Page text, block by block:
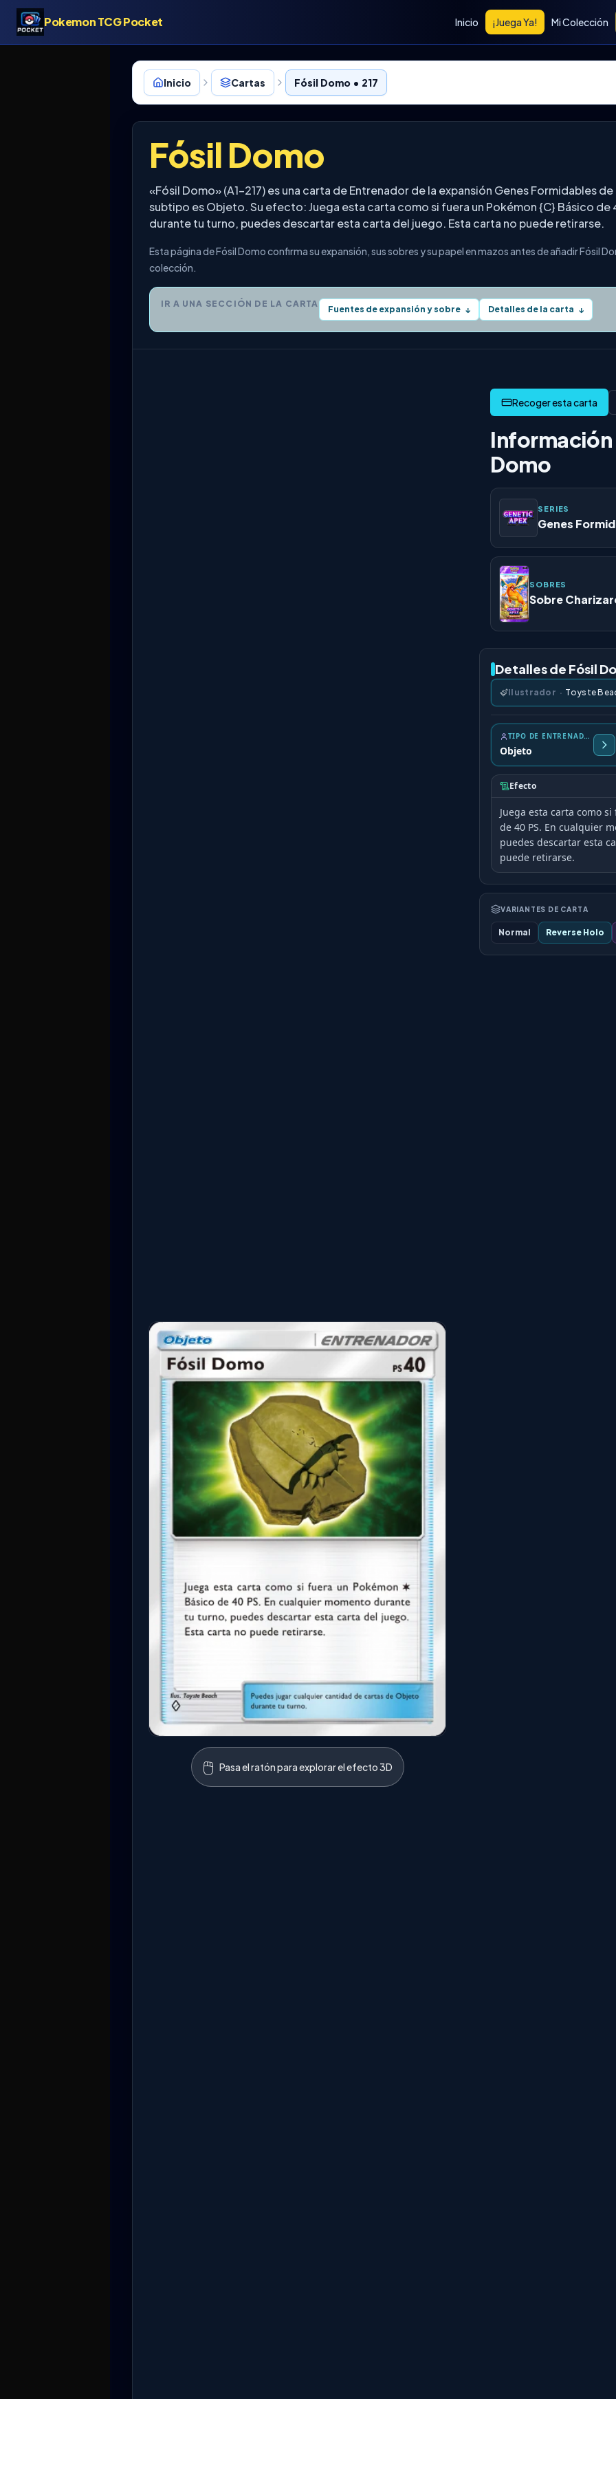
Pokemon TCG Pocket Inicio ¡Juega Ya! Mi Colección
Inicio Cartas Fósil Domo • 217
Fósil Domo
«Fósil Domo» (A1-217) es una carta de Entrenador de la expansión Genes Formidables
subtipo es Objeto. Su efecto: Juega esta carta como si fuera un Pokémon {C} Básico de
durante tu turno, puedes descartar esta carta del juego. Esta carta no puede retirarse.
Esta página de Fósil Domo confirma su expansión, sus sobres y su papel en mazos antes de añadir Fósil
colección.
IR A UNA SECCIÓN DE LA CARTA
Fuentes de expansión y sobre ↓ Detalles de la carta ↓
🖱️ Pasa el ratón para explorar el efecto 3D
Información
Domo
SERIES
Genes
SOBRES
Sobre
Detalles de Fósil
Ilustrador · Toyste
TIPO DE ENTRENADOR
Objeto
Efecto
Juega esta carta como
de 40 PS. En cualquier
puedes descartar esta
puede retirarse.
VARIANTES DE CARTA
Normal Reverse Holo